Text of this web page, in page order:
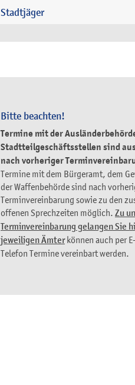
Stadtjäger
Bitte beachten!
Termine mit der
Stadtteilgeschäftsstellen sind
nach vorheriger
Termine mit dem Bürgeramt, dem
der Waffenbehörde sind nach
Terminvereinbarung sowie zu den
offenen Sprechzeiten möglich. Zu
Terminvereinbarung gelangen Sie
jeweiligen Ämterkönnen auch per
Telefon Termine vereinbart werden.